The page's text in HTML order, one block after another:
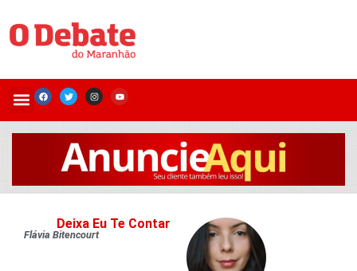
Deixa Eu Te Contar
Flávia Bitencourt